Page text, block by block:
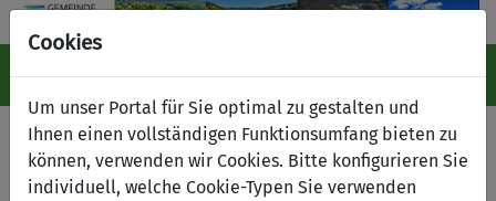
Cookies
Um unser Portal für Sie optimal zu gestalten und
Ihnen einen vollständigen Funktionsumfang bieten zu
können, verwenden wir Cookies. Bitte konfigurieren Sie
individuell, welche Cookie-Typen Sie verwenden
Navigation ein-/ausblenden
Menü
Serviceübersicht
zurück